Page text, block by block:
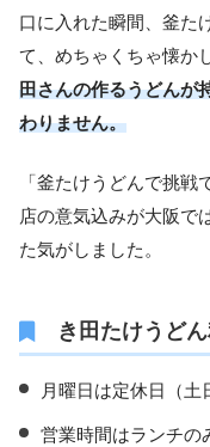
口に入れた瞬間、釜た
て、めちゃくちゃ懐か
田さんの作るうどんが
わりません。
「釜たけうどんで挑
店の意気込みが大阪で
た気がしました。
き田たけうど
月曜日は定休日（土
営業時間はランチの